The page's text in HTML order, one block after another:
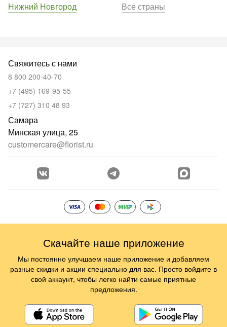
Нижний Новгород
Все страны
Свяжитесь с нами
8 800 200-40-70
+7 (495) 169-95-55
+7 (727) 310 48 93
Самара
Минская улица, 25
customercare@florist.ru
Скачайте наше приложение
Мы постоянно улучшаем наше приложение и добавляем
разные скидки и акции специально для вас. Просто войдите в
свой аккаунт, чтобы легко найти самые приятные
предложения.